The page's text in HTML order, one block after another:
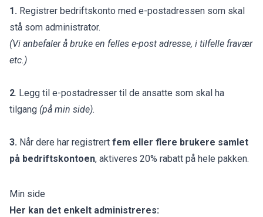
1. Registrer bedriftskonto med e-postadressen som skal
stå som administrator.
(Vi anbefaler å bruke en felles e-post adresse, i tilfelle fravær
etc.)
2. Legg til e-postadresser til de ansatte som skal ha
tilgang (på min side).
3. Når dere har registrert fem eller flere brukere samlet
på bedriftskontoen, aktiveres 20% rabatt på hele pakken.
Min side
Her kan det enkelt administreres: